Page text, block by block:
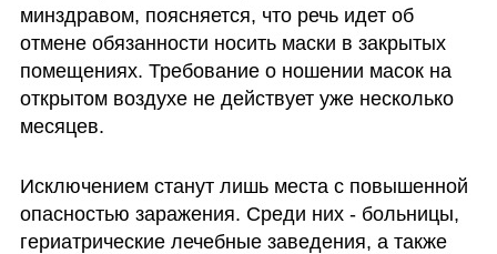
минздравом, поясняется, что речь идет об
отмене обязанности носить маски в закрытых
помещениях. Требование о ношении масок на
открытом воздухе не действует уже несколько
месяцев.
Исключением станут лишь места с повышенной
опасностью заражения. Среди них - больницы,
гериатрические лечебные заведения, а также